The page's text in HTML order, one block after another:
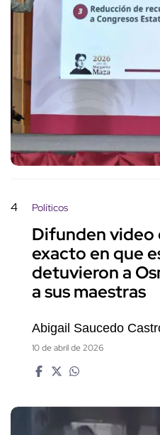
4 Políticos
Difunden video
exacto en que
detuvieron a
a sus maestras
Abigail Saucedo
10 de abril de 2026